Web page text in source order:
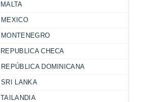
MALTA
MEXICO
MONTENEGRO
REPUBLICA CHECA
REPÚBLICA DOMINICANA
SRI LANKA
TAILANDIA